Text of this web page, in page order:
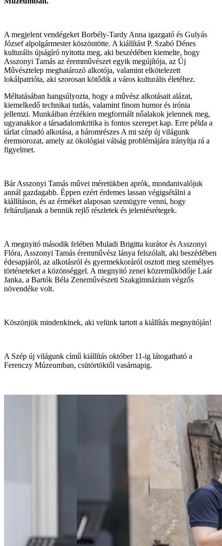
A megjelent vendégeket Borbély-Tardy Anna igazgató és Gulyás
József alpolgármester köszöntötte. A kiállítást P. Szabó Dénes
kulturális újságíró nyitotta meg, aki beszédében kiemelte, hogy
Asszonyi Tamás az éremművészet egyik megújítója, az Új
Művésztelep meghatározó alkotója, valamint elkötelezett
lokálpatrióta, aki szorosan kötődik a város kulturális életéhez.
Méltatásában hangsúlyozta, hogy a művész alkotásait alázat,
kiemelkedő technikai tudás, valamint finom humor és irónia
jellemzi. Munkáiban érzékien megformált nőalakok jelennek meg,
ugyanakkor a társadalomkritika is fontos szerepet kap. Erre példa a
tárlat címadó alkotása, a háromrészes A mi szép új világunk
éremsorozat, amely az ökológiai válság problémájára irányítja rá a
figyelmet.
Bár Asszonyi Tamás művei méretükben aprók, mondanivalójuk
annál gazdagabb. Éppen ezért érdemes lassan végigsétálni a
kiállításon, és az érméket alaposan szemügyre venni, hogy
feltáruljanak a bennük rejlő részletek és jelentésrétegek.
A megnyitó második felében Muladi Brigitta kurátor és Asszonyi
Flóra, Asszonyi Tamás éremművész lánya felszólalt, aki beszédében
édesapjáról, az alkotásról és gyermekkoráról osztott meg személyes
történeteket a közönséggel. A megnyitó zenei közreműködője Laár
Janka, a Bartók Béla Zeneművészeti Szakgimnázium végzős
növendéke volt.
Köszönjük mindenkinek, aki velünk tartott a kiállítás megnyitóján!
A Szép új világunk című kiállítás október 11-ig látogatható a
Ferenczy Múzeumban, csütörtöktől vasárnapig.